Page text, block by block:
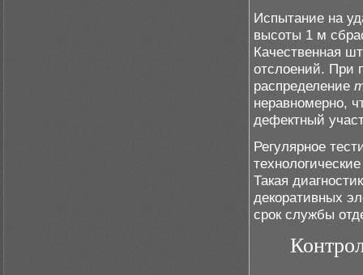
Испытание на
высоты 1 м
Качественная
отслоений. При
распределение
неравномерно,
дефектный
Регулярное
Такая
декоративных
срок службы